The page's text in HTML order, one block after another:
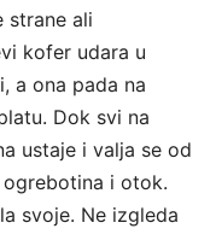
strane ali
kofer udara u
a ona pada na
Dok svi na
ustaje i valja se od
ogrebotina i otok.
svoje. Ne izgleda